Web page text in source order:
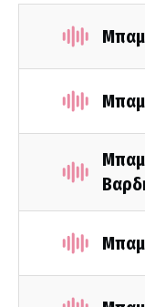
Μπαμ